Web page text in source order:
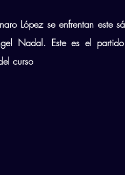
López se enfrentan
Nadal. Este es el
curso